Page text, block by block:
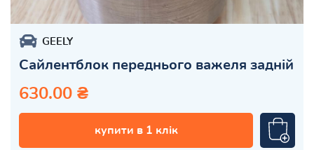
GEELY
Сайлентблок переднього важеля задній
630.00 ₴
купити в 1 клік